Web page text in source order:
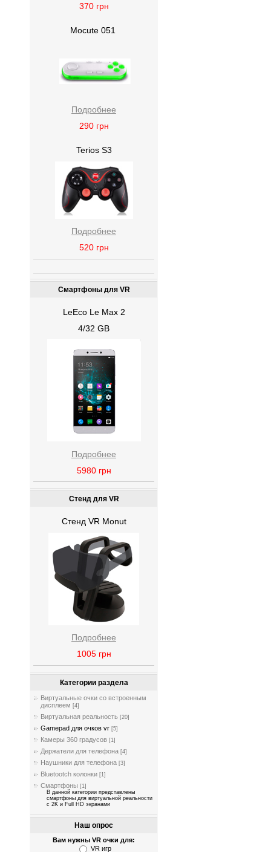
370 грн
Mocute 051
Подробнее
290 грн
Terios S3
Подробнее
520 грн
Смартфоны для VR
LeEco Le Max 2
4/32 GB
Подробнее
5980 грн
Стенд для VR
Стенд VR Monut
Подробнее
1005 грн
Категории раздела
Виртуальные очки со встроенным
дисплеем [4]
Виртуальная реальность [20]
Gamepad для очков vr [5]
Камеры 360 градусов [1]
Держатели для телефона [4]
Наушники для телефона [3]
Bluetootch колонки [1]
Смартфоны [1]
В данной категории представлены
смартфоны для виртуальной реальности
с 2K и Full HD экранами
Наш опрос
Вам нужны VR очки для:
VR игр